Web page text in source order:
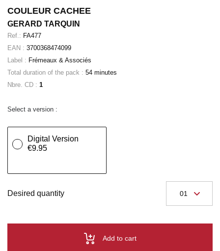
COULEUR CACHEE
GERARD TARQUIN
Ref.: FA477
EAN : 3700368474099
Label : Frémeaux & Associés
Total duration of the pack : 54 minutes
Nbre. CD : 1
Select a version :
Digital Version
€9.95
Desired quantity
Add to cart